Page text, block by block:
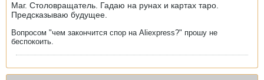
Маг. Столовращатель. Гадаю на рунах и картах таро.
Предсказываю будущее.
Вопросом "чем закончится спор на Aliexpress?" прошу не
беспокоить.